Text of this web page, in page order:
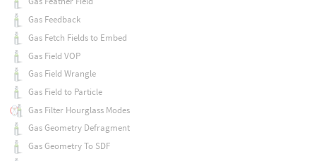
Gas Feedback
Gas Fetch Fields to Embed
Gas Field VOP
Gas Field Wrangle
Gas Field to Particle
Gas Filter Hourglass Modes
Gas Geometry Defragment
Gas Geometry To SDF